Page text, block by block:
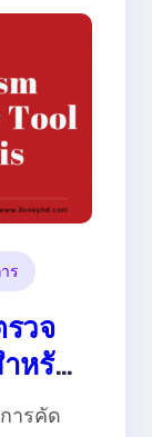
ร
วจ
หรับ
ารคัด